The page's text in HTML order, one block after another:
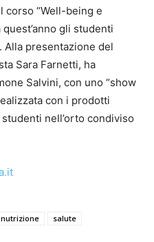
corso “Well-being e
gli studenti
Alla presentazione del
Sara Farnetti, ha
Salvini, con uno “show
con i prodotti
nell’orto condiviso
nutrizione salute